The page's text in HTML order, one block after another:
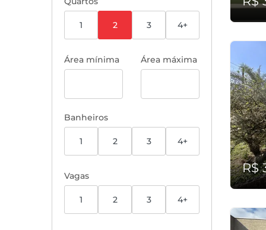
1 2 3 4+
Área mínima Área máxima
Banheiros
1 2 3 4+
Vagas
1 2 3 4+
R$